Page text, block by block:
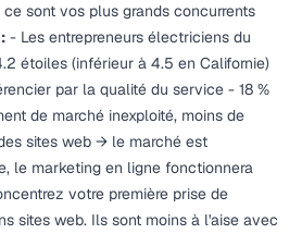
sont vos plus grands concurrents
- Les entrepreneurs électriciens du
étoiles (inférieur à 4.5 en Californie)
par la qualité du service - 18 %
de marché inexploité, moins de
sites web → le marché est
le marketing en ligne fonctionnera
votre première prise de
sites web. Ils sont moins à l'aise avec